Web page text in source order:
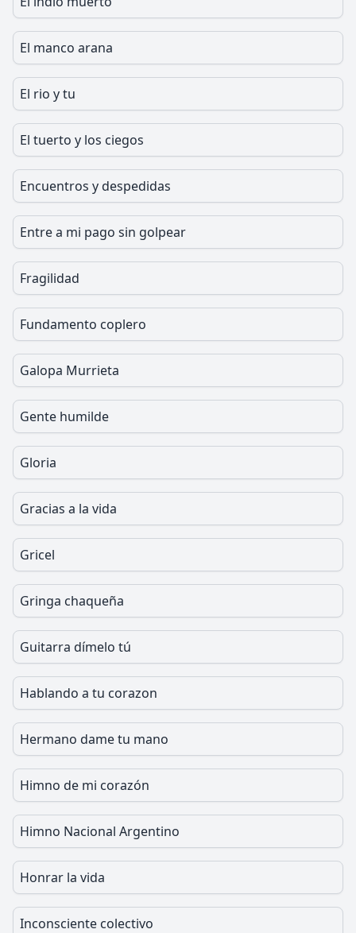
El manco arana
El rio y tu
El tuerto y los ciegos
Encuentros y despedidas
Entre a mi pago sin golpear
Fragilidad
Fundamento coplero
Galopa Murrieta
Gente humilde
Gloria
Gracias a la vida
Gricel
Gringa chaqueña
Guitarra dímelo tú
Hablando a tu corazon
Hermano dame tu mano
Himno de mi corazón
Himno Nacional Argentino
Honrar la vida
Inconsciente colectivo